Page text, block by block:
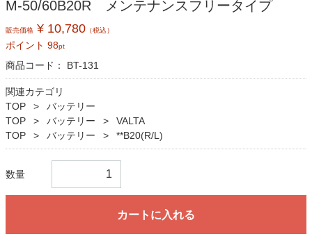
M-50/60B20R メンテナンスフリータイプ
販売価格 ¥ 10,780 （税込）
ポイント 98pt
商品コード： BT-131
関連カテゴリ
TOP
バッテリー
TOP
バッテリー
VALTA
TOP
バッテリー **B20(R/L)
数量
カートに入れる